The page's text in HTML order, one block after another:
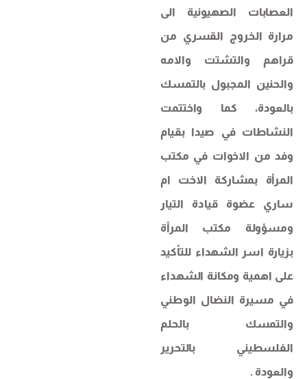
العصابات الصهيونية الى
مرارة الخروج القسري من
قراهم والتشتت والامه
والحنين المجبول بالتمسك
بالعودة، كما واختتمت
النشاطات في صيدا بقيام
وفد من الاخوات في مكتب
المرأة بمشاركة الاخت ام
ساري عضوة قيادة التيار
ومسؤولة مكتب المرأة
بزيارة اسر الشهداء للتأكيد
على اهمية ومكانة الشهداء
في مسيرة النضال الوطني
والتمسك بالحلم
الفلسطيني بالتحرير
والعودة .